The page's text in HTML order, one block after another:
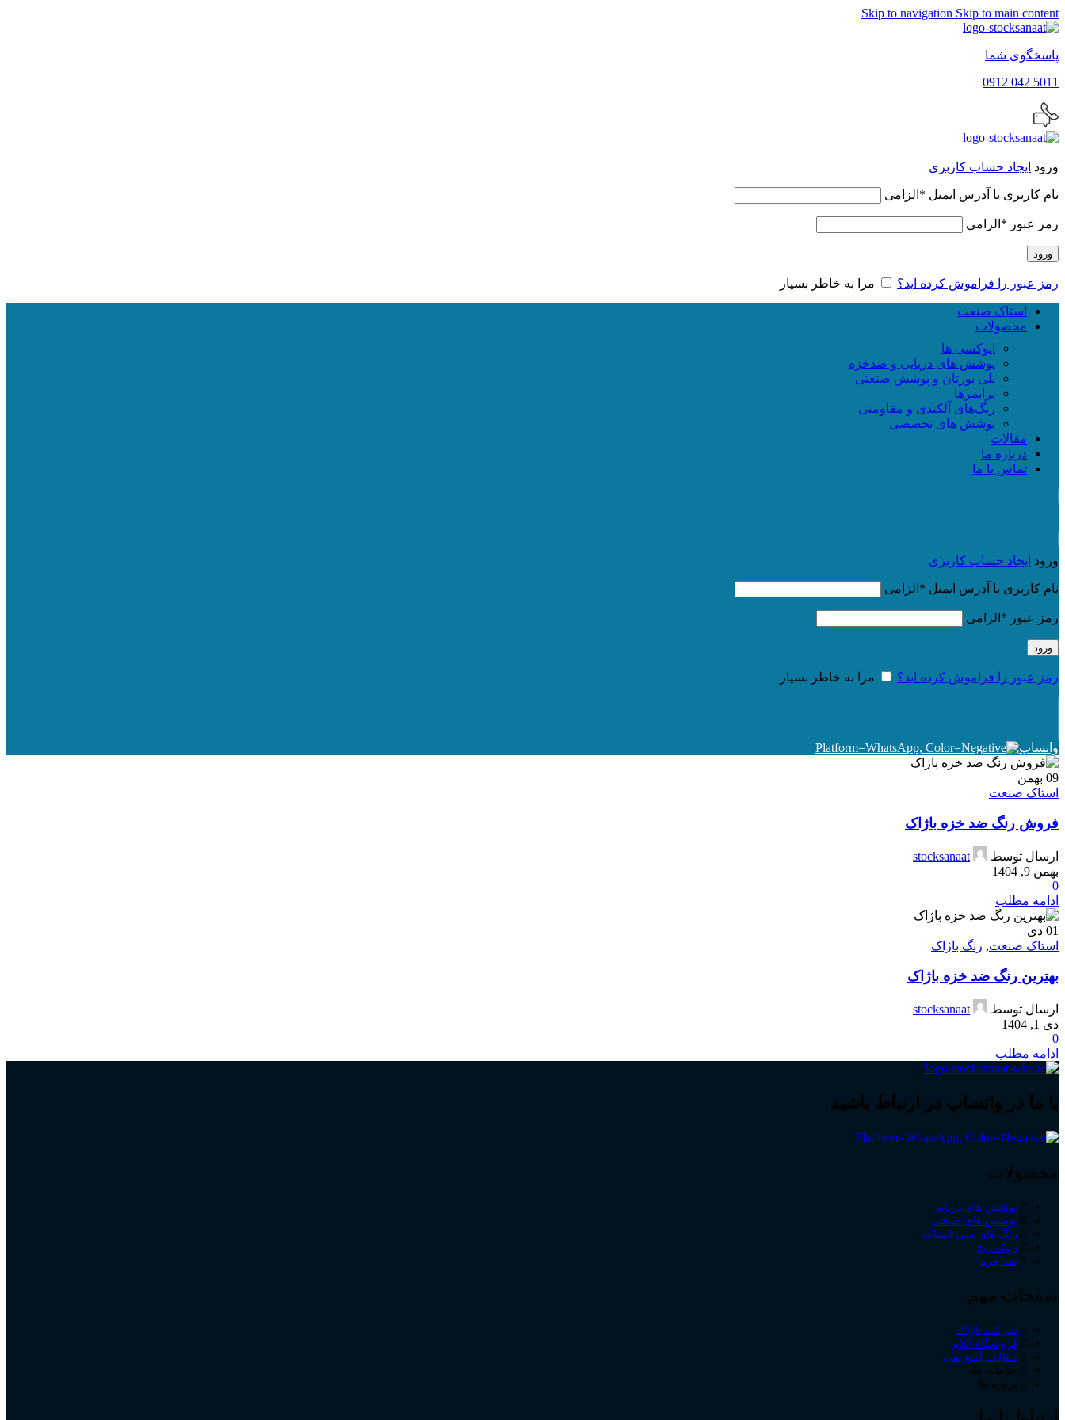
Skip to navigation Skip to main content
پاسخگوی شما
5011 042 0912
ورود ایجاد حساب کاربری
نام کاربری یا آدرس ایمیل * الزامی
رمز عبور * الزامی
ورود
رمز عبور را فراموش کرده اید؟ مرا به خاطر بسپار
استاک صنعت
محصولات
اپوکسی ها
پوشش های دریایی و ضدخزه
پلی یورتان و پوشش صنعتی
پرایمرها
رنگ‌های آلکیدی و مقاومتی
پوشش های تخصصی
مقالات
درباره ما
تماس با ما
ورود ایجاد حساب کاربری
نام کاربری یا آدرس ایمیل * الزامی
رمز عبور * الزامی
ورود
رمز عبور را فراموش کرده اید؟ مرا به خاطر بسپار
واتساپ
09 بهمن
استاک صنعت
فروش رنگ ضد خزه باژاک
ارسال توسط
stocksanaat
بهمن 9, 1404
0
ادامه مطلب
01 دی
استاک صنعت, رنگ باژاک
بهترین رنگ ضد خزه باژاک
ارسال توسط
stocksanaat
دی 1, 1404
0
ادامه مطلب
با ما در واتساپ در ارتباط باشید
محصولات
پوشش های دریایی
پوشش های صنعتی
رنگ های سی استاک
زینک ریچ
ضد خزه
صفحات مهم
شرکت باژاک
فروشگاه آنلاین
مقالات آموزشی
خدمات ما
پروژه ها